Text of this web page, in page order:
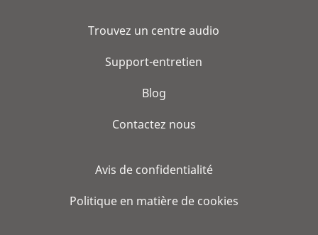
Trouvez un centre audio
Support-entretien
Blog
Contactez nous
Avis de confidentialité
Politique en matière de cookies